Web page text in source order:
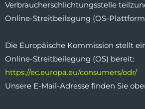
Verbraucherschlichtungsstelle
Online-Streitbeilegung (OS-
Die Europäische Kommission stellt
Online-Streitbeilegung (OS) bereit:
https://ec.europa.eu/consumers/odr/
Unsere E-Mail-Adresse finden Sie